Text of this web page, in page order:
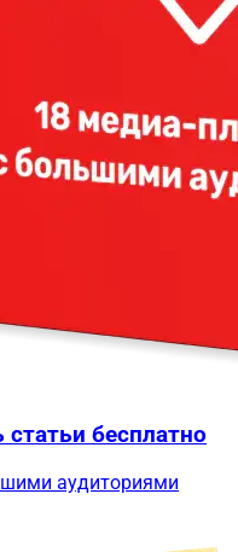
статьи бесплатно
аудиториями